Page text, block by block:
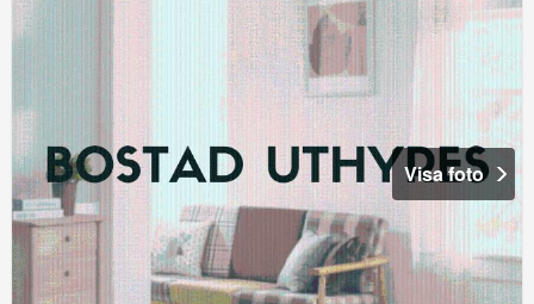
Visa foto